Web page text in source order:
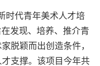
代青年美术人才培
发现、培养、推介青
脱颖而出创造条件，
支撑。该项目今年共